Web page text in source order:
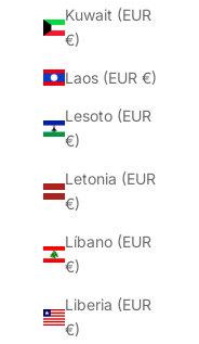
Kuwait (EUR
€)
Laos (EUR €)
Lesoto (EUR
€)
Letonia (EUR
€)
Líbano (EUR
€)
Liberia (EUR
€)